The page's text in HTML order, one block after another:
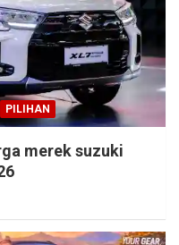
PILIHAN
merek suzuki